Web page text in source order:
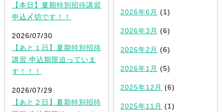
【本日】夏期特別招待講習
申込〆切です！！
2026/07/30
【あと１日】夏期特別招待
講習 申込期限迫っていま
す！！！
2026/07/29
【あと２日】夏期特別招待
2026年6月 (1)
2026年3月 (6)
2026年2月 (6)
2026年1月 (5)
2025年12月 (6)
2025年11月 (1)